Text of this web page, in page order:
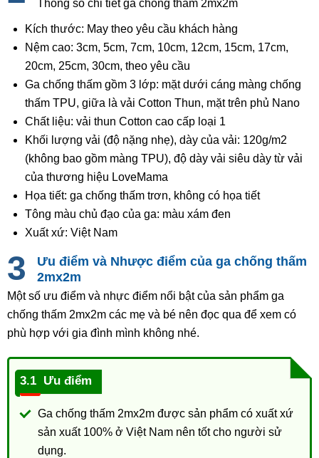
Thông số chi tiết ga chống thấm 2mx2m
Kích thước: May theo yêu cầu khách hàng
Nệm cao: 3cm, 5cm, 7cm, 10cm, 12cm, 15cm, 17cm,
20cm, 25cm, 30cm, theo yêu cầu
Ga chống thấm gồm 3 lớp: mặt dưới cáng màng chống
thấm TPU, giữa là vải Cotton Thun, mặt trên phủ Nano
Chất liệu: vải thun Cotton cao cấp loại 1
Khối lượng vải (độ nặng nhẹ), dày của vải: 120g/m2
(không bao gồm màng TPU), độ dày vải siêu dày từ vải
của thương hiệu LoveMama
Họa tiết: ga chống thấm trơn, không có họa tiết
Tông màu chủ đạo của ga: màu xám đen
Xuất xứ: Việt Nam
Ưu điểm và Nhược điểm của ga chống thấm
2mx2m
Một số ưu điểm và nhực điểm nổi bật của sản phẩm ga
chống thấm 2mx2m các mẹ và bé nên đọc qua để xem có
phù hợp với gia đình mình không nhé.
Ưu điểm
Ga chống thấm 2mx2m được sản phẩm có xuất xứ
sản xuất 100% ở Việt Nam nên tốt cho người sử
dụng.